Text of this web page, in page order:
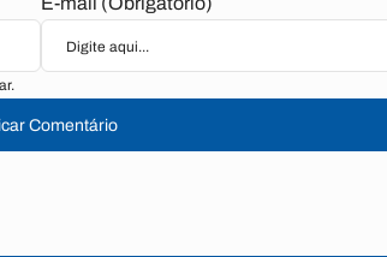
Comentário